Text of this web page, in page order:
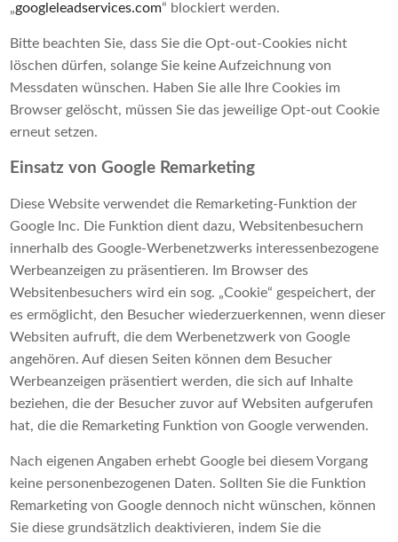
„googleleadservices.com“ blockiert werden.
Bitte beachten Sie, dass Sie die Opt-out-Cookies nicht
löschen dürfen, solange Sie keine Aufzeichnung von
Messdaten wünschen. Haben Sie alle Ihre Cookies im
Browser gelöscht, müssen Sie das jeweilige Opt-out Cookie
erneut setzen.
Einsatz von Google Remarketing
Diese Website verwendet die Remarketing-Funktion der
Google Inc. Die Funktion dient dazu, Websitenbesuchern
innerhalb des Google-Werbenetzwerks interessenbezogene
Werbeanzeigen zu präsentieren. Im Browser des
Websitenbesuchers wird ein sog. „Cookie“ gespeichert, der
es ermöglicht, den Besucher wiederzuerkennen, wenn dieser
Websiten aufruft, die dem Werbenetzwerk von Google
angehören. Auf diesen Seiten können dem Besucher
Werbeanzeigen präsentiert werden, die sich auf Inhalte
beziehen, die der Besucher zuvor auf Websiten aufgerufen
hat, die die Remarketing Funktion von Google verwenden.
Nach eigenen Angaben erhebt Google bei diesem Vorgang
keine personenbezogenen Daten. Sollten Sie die Funktion
Remarketing von Google dennoch nicht wünschen, können
Sie diese grundsätzlich deaktivieren, indem Sie die